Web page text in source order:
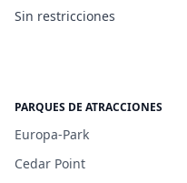
Sin restricciones
PARQUES DE ATRACCIONES
Europa-Park
Cedar Point